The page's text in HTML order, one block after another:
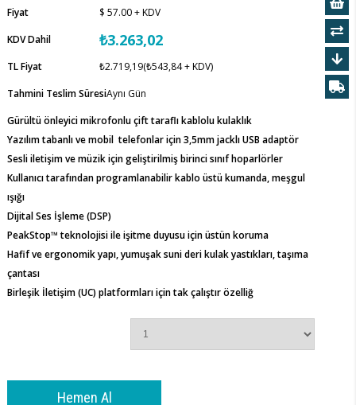
Fiyat
$ 57.00+ KDV
KDV Dahil
₺3.263,02
TL Fiyat ₺2.719,19(₺543,84 + KDV)
Tahmini Teslim SüresiAynı Gün
Gürültü önleyici mikrofonlu çift taraflı kablolu kulaklık
Yazılım tabanlı ve mobil telefonlar için 3,5mm jacklı USB adaptör
Sesli iletişim ve müzik için geliştirilmiş birinci sınıf hoparlörler
Kullanıcı tarafından programlanabilir kablo üstü kumanda, meşgul
ışığı
Dijital Ses İşleme (DSP)
PeakStop™ teknolojisi ile işitme duyusu için üstün koruma
Hafif ve ergonomik yapı, yumuşak suni deri kulak yastıkları, taşıma
çantası
Birleşik İletişim (UC) platformları için tak çalıştır özelliğ